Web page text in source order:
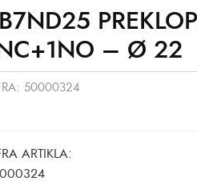
– Ø 22
50000324
ARTIKLA: